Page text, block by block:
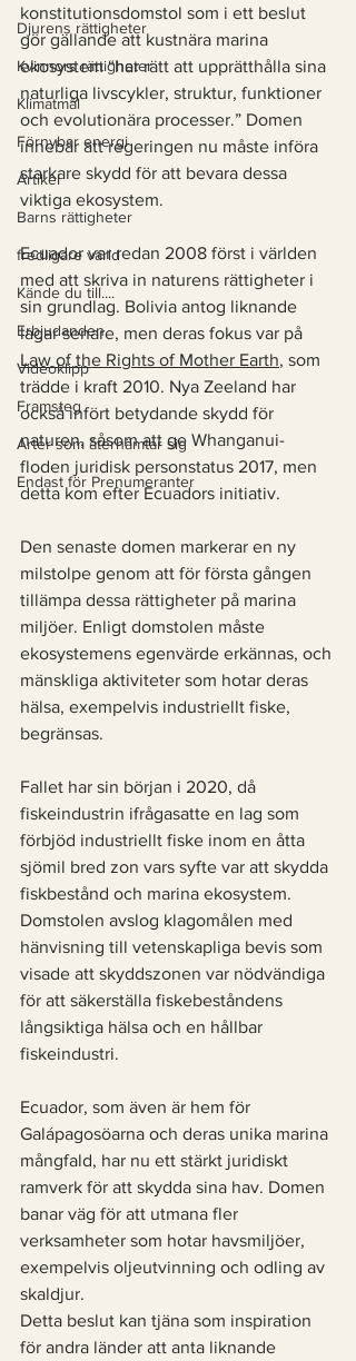
Djurens rättigheter
Kvinnors rättigheter
Klimatmål
Förnybar energi
Artikel
Barns rättigheter
fredligare värld
Kände du till....
Erbjudanden
Videoklipp
Framsteg
Arter som återhämtar sig
Endast för Prenumeranter
konstitutionsdomstol som i ett beslut
gör gällande att kustnära marina
ekosystem “har rätt att upprätthålla sina
naturliga livscykler, struktur, funktioner
och evolutionära processer.” Domen
innebär att regeringen nu måste införa
starkare skydd för att bevara dessa
viktiga ekosystem.
Ecuador var redan 2008 först i världen
med att skriva in naturens rättigheter i
sin grundlag. Bolivia antog liknande
lagar senare, men deras fokus var på
Law of the Rights of Mother Earth, som
trädde i kraft 2010. Nya Zeeland har
också infört betydande skydd för
naturen, såsom att ge Whanganui-
floden juridisk personstatus 2017, men
detta kom efter Ecuadors initiativ.
Den senaste domen markerar en ny
milstolpe genom att för första gången
tillämpa dessa rättigheter på marina
miljöer. Enligt domstolen måste
ekosystemens egenvärde erkännas, och
mänskliga aktiviteter som hotar deras
hälsa, exempelvis industriellt fiske,
begränsas.
Fallet har sin början i 2020, då
fiskeindustrin ifrågasatte en lag som
förbjöd industriellt fiske inom en åtta
sjömil bred zon vars syfte var att skydda
fiskbestånd och marina ekosystem.
Domstolen avslog klagomålen med
hänvisning till vetenskapliga bevis som
visade att skyddszonen var nödvändiga
för att säkerställa fiskebeståndens
långsiktiga hälsa och en hållbar
fiskeindustri.
Ecuador, som även är hem för
Galápagosöarna och deras unika marina
mångfald, har nu ett stärkt juridiskt
ramverk för att skydda sina hav. Domen
banar väg för att utmana fler
verksamheter som hotar havsmiljöer,
exempelvis oljeutvinning och odling av
skaldjur.
Detta beslut kan tjäna som inspiration
för andra länder att anta liknande